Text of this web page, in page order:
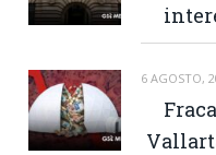
6 AGOSTO,